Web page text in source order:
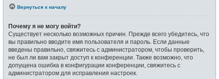
Вернуться к началу
Почему я не могу войти?
Существует несколько возможных причин. Прежде всего убедитесь, что
вы правильно вводите имя пользователя и пароль. Если данные
введены правильно, свяжитесь с администратором, чтобы проверить,
не был ли вам закрыт доступ к конференции. Также возможно, что
допущена ошибка в конфигурации конференции, свяжитесь с
администратором для исправления настроек.